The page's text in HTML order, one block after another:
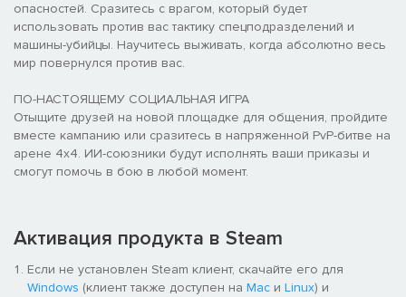
опасностей. Сразитесь с врагом, который будет
использовать против вас тактику спецподразделений и
машины-убийцы. Научитесь выживать, когда абсолютно весь
мир повернулся против вас.
ПО-НАСТОЯЩЕМУ СОЦИАЛЬНАЯ ИГРА
Отыщите друзей на новой площадке для общения, пройдите
вместе кампанию или сразитесь в напряженной PvP-битве на
арене 4х4. ИИ-союзники будут исполнять ваши приказы и
смогут помочь в бою в любой момент.
Активация продукта в Steam
Если не установлен Steam клиент, скачайте его для
Windows (клиент также доступен на Mac и Linux) и